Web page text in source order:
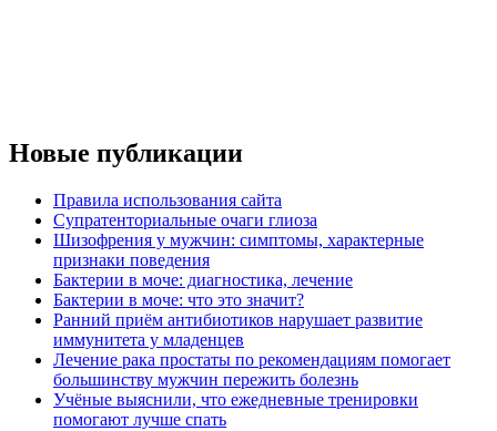
Новые публикации
Правила использования сайта
Супратенториальные очаги глиоза
Шизофрения у мужчин: симптомы, характерные
признаки поведения
Бактерии в моче: диагностика, лечение
Бактерии в моче: что это значит?
Ранний приём антибиотиков нарушает развитие
иммунитета у младенцев
Лечение рака простаты по рекомендациям помогает
большинству мужчин пережить болезнь
Учёные выяснили, что ежедневные тренировки
помогают лучше спать